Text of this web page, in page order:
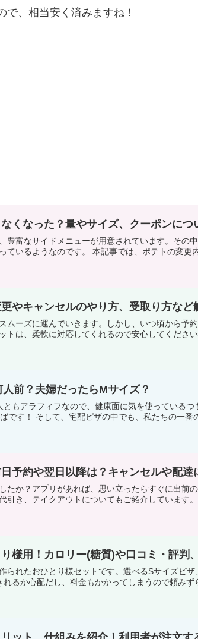
、相当安く済みますね！
くなった？量やサイズ、クーポンにつ
豊富なサイドメニューが用意されています。その
ているようなのです。 本記事では、ポテトの変更
やキャンセルのやり方、受取り方など
ムーズに運んでいきます。しかし、いつ頃から予
トは、柔軟に対応してくれるので安心してください
前？夫婦だったらMサイズ？
もアラフィフなので、健康面に気を使っている
です！ そして、宅配ピザの中でも、私たちの一番
予約や翌日以降は？キャンセルや配達
たか？アプリがあれば、思い立ったらすぐに出前
引き、テイクアウトについてもご紹介しています。
様用！カロリー(糖質)や口コミ・評判
られたおひとり様セットです。選べるSサイズピ
るか心配だし、料金もかかってしまうので頼みず